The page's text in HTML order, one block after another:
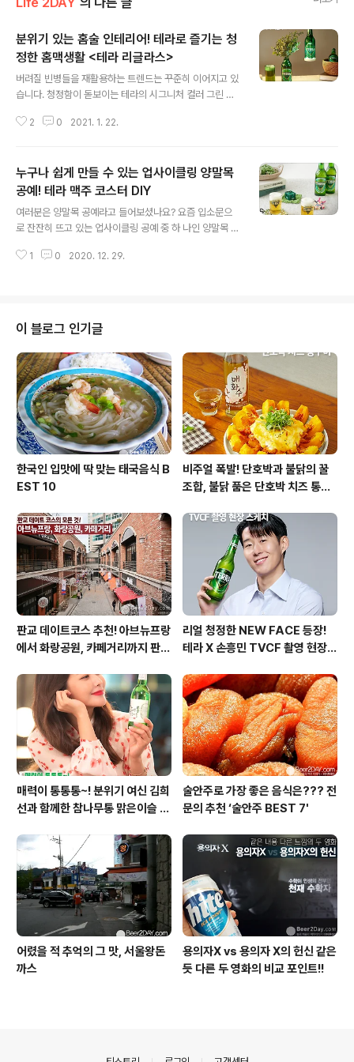
분위기 있는 홈술 인테리어! 테라로 즐기는 청
정한 홈맥생활 <테라 리글라스>
버려질 빈병들을 재활용하는 트렌드는 꾸준히 이어지고 있
습니다. 청정함이 돋보이는 테라의 시그니처 컬러 그린 맥
게 잘 모아보고 싶다는 생각을 한번쯤 해보셨을 텐데요, 비
로 즐기는 청정한 홈맥생활 나만의 테라 맥주 병 리글라스
를 해보겠습니다. 홈술 분위기를 더해줄 인테리어 소품 리
글라스를 하기 위해선 먼저 원하는 틀의 크기로 잘라내어
컷팅부위를 열처리해 마모시키는 작업이 필요합니다. 열처
에서 14시간 동안 서냉과정을 거치기 때문에 강도가 매우
2 0 2021. 1. 22.
누구나 쉽게 만들 수 있는 업사이클링 양말목
공예! 테라 맥주 코스터 DIY
여러분은 양말목 공예라고 들어보셨나요? 요즘 입소문으
로 잔잔히 뜨고 있는 업사이클링 공예 중 하 나인 양말목 공
수 있고 만들 수 있는 재미 있는 DIY 공예품 이라고 합니다.
각하여 실용성까지 얻을 수 있는 1석 2조의 효과까지! 특별
한 집콕 혼맥타임을 위한 DIY 맥주 코스터~ 청정라거 테라
와 함께 청정한 업사이클링 양말목 공예를 만들어볼까요?
자투리 양말목으로 만드는 테라 맥주 코스터 DIY 나무 직
조틀, 양말목, 청정라거 테라1. 직조틀에 목심을 끼워주세
요 2. 양말목을 목심에..
1 0 2020. 12. 29.
이 블로그 인기글
한국인 입맛에 딱 맞는 태국음식 B
EST 10
비주얼 폭발! 단호박과 불닭의 꿀
조합, 불닭 품은 단호박 치즈 통구
판교 데이트코스 추천! 아브뉴프랑
에서 화랑공원, 카페거리까지 판교
리얼 청정한 NEW FACE 등장!
테라 X 손흥민 TVCF 촬영 현장
매력이 통통통~! 분위기 여신 김희
선과 함께한 참나무통 맑은이슬 T
술안주로 가장 좋은 음식은??? 전
문의 추천 ‘술안주 BEST 7'
어렸을 적 추억의 그 맛, 서울왕돈
까스
용의자X vs 용의자 X의 헌신 같은
듯 다른 두 영화의 비교 포인트!!